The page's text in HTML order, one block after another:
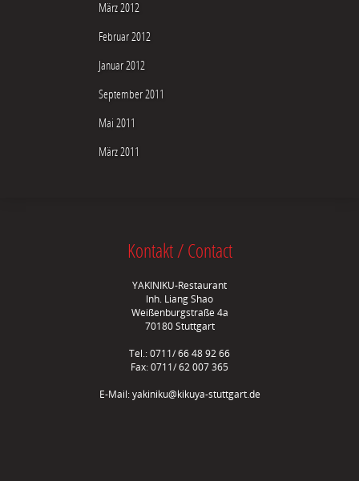
März 2012
Februar 2012
Januar 2012
September 2011
Mai 2011
März 2011
Kontakt / Contact
YAKINIKU-Restaurant
Inh. Liang Shao
Weißenburgstraße 4a
70180 Stuttgart
Tel.: 0711/ 66 48 92 66
Fax: 0711/ 62 007 365
E-Mail:yakiniku@kikuya-stuttgart.de